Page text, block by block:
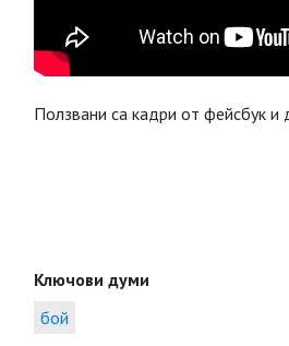
Ползвани са кадри от фейсбук и
Ключови думи
бой